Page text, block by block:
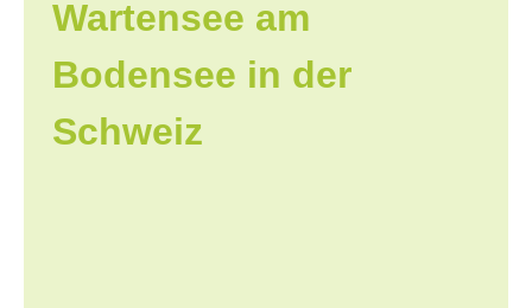
Wartensee am
Bodensee in der
Schweiz